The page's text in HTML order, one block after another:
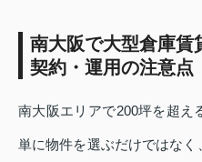
南大阪で大型倉庫賃
契約・運用の注意点
南大阪エリアで200坪を超え
単に物件を選ぶだけではな